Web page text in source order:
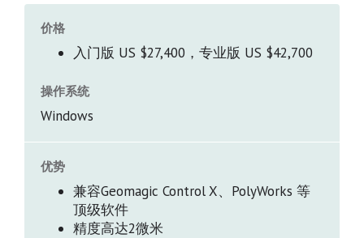
价格
入门版 US $27,400，专业版 US $42,700
操作系统
Windows
优势
兼容Geomagic Control X、PolyWorks 等
顶级软件
精度高达2微米